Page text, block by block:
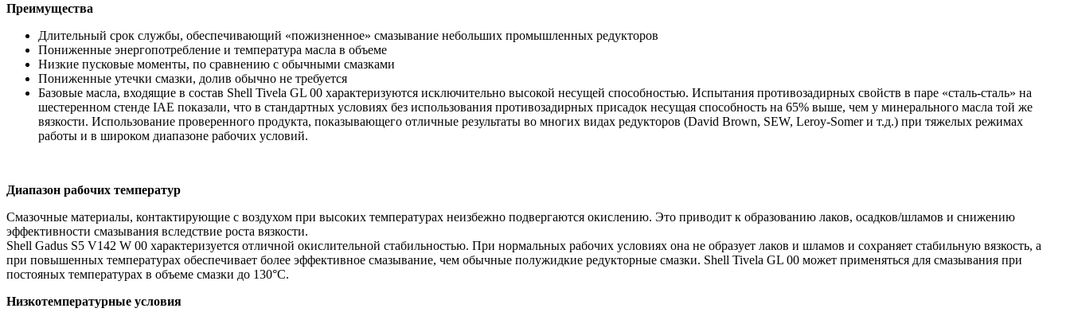
Преимущества
Длительный срок службы, обеспечивающий «пожизненное» смазывание небольших промышленных редукторов
Пониженные энергопотребление и температура масла в объеме
Низкие пусковые моменты, по сравнению с обычными смазками
Пониженные утечки смазки, долив обычно не требуется
Базовые масла, входящие в состав Shell Tivela GL 00 характеризуются исключительно высокой несущей способностью. Испытания противозадирных свойств в паре «сталь-сталь» на
шестеренном стенде IAE показали, что в стандартных условиях без использования противозадирных присадок несущая способность на 65% выше, чем у минерального масла той же
вязкости. Использование проверенного продукта, показывающего отличные результаты во многих видах редукторов (David Brown, SEW, Leroy-Somer и т.д.) при тяжелых режимах
работы и в широком диапазоне рабочих условий.
Диапазон рабочих температур
Смазочные материалы, контактирующие с воздухом при высоких температурах неизбежно подвергаются окислению. Это приводит к образованию лаков, осадков/шламов и снижению
эффективности смазывания вследствие роста вязкости.
Shell Gadus S5 V142 W 00 характеризуется отличной окислительной стабильностью. При нормальных рабочих условиях она не образует лаков и шламов и сохраняет стабильную вязкость, а
при повышенных температурах обеспечивает более эффективное смазывание, чем обычные полужидкие редукторные смазки. Shell Tivela GL 00 может применяться для смазывания при
постояных температурах в объеме смазки до 130°C.
Низкотемпературные условия